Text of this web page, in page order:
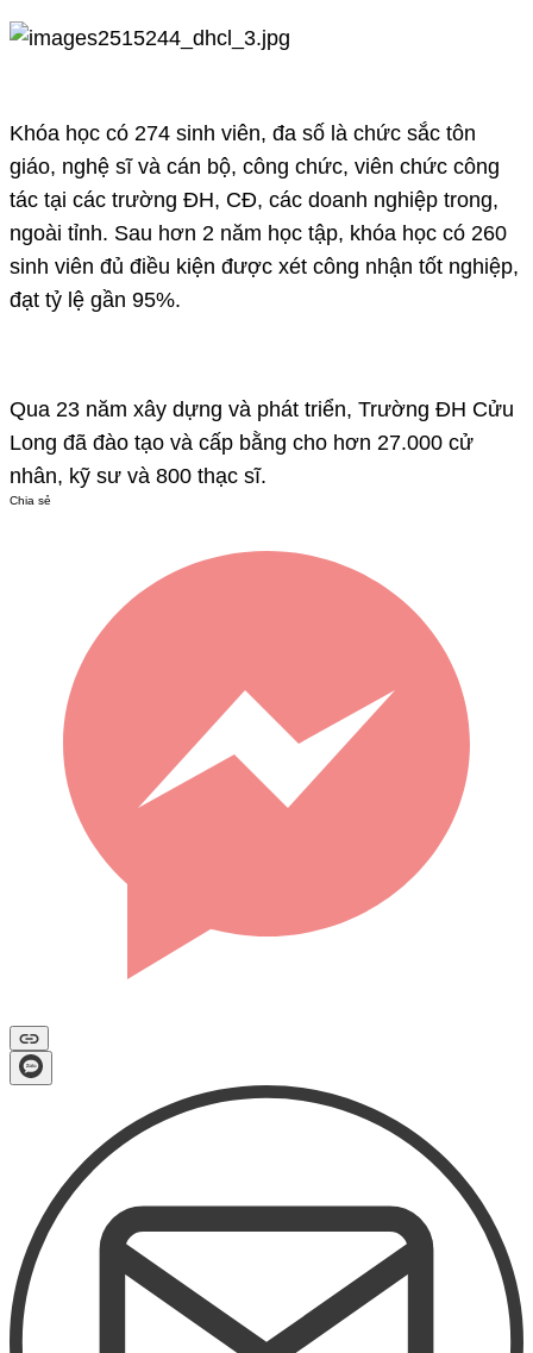
Khóa học có 274 sinh viên, đa số là chức sắc tôn
giáo, nghệ sĩ và cán bộ, công chức, viên chức công
tác tại các trường ĐH, CĐ, các doanh nghiệp trong,
ngoài tỉnh. Sau hơn 2 năm học tập, khóa học có 260
sinh viên đủ điều kiện được xét công nhận tốt nghiệp,
đạt tỷ lệ gần 95%.
Qua 23 năm xây dựng và phát triển, Trường ĐH Cửu
Long đã đào tạo và cấp bằng cho hơn 27.000 cử
nhân, kỹ sư và 800 thạc sĩ.​
Chia sẻ